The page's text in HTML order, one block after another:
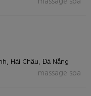
Hải Châu, Đà Nẵng
massage spa